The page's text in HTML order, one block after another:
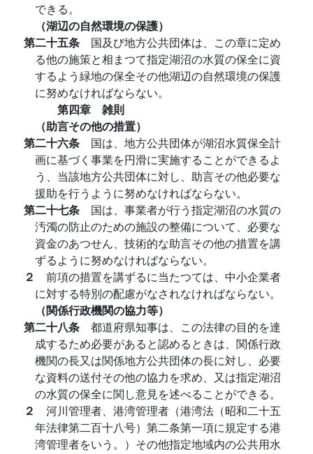
できる。
（湖辺の自然環境の保護）
第二十五条 国及び地方公共団体は、この章に定め
る他の施策と相まつて指定湖沼の水質の保全に資
するよう緑地の保全その他湖辺の自然環境の保護
に努めなければならない。
第四章 雑則
（助言その他の措置）
第二十六条 国は、地方公共団体が湖沼水質保全計
画に基づく事業を円滑に実施することができるよ
う、当該地方公共団体に対し、助言その他必要な
援助を行うように努めなければならない。
第二十七条 国は、事業者が行う指定湖沼の水質の
汚濁の防止のための施設の整備について、必要な
資金のあつせん、技術的な助言その他の措置を講
ずるように努めなければならない。
２ 前項の措置を講ずるに当たつては、中小企業者
に対する特別の配慮がなされなければならない。
（関係行政機関の協力等）
第二十八条 都道府県知事は、この法律の目的を達
成するため必要があると認めるときは、関係行政
機関の長又は関係地方公共団体の長に対し、必要
な資料の送付その他の協力を求め、又は指定湖沼
の水質の保全に関し意見を述べることができる。
２ 河川管理者、港湾管理者（港湾法（昭和二十五
年法律第二百十八号）第二条第一項に規定する港
湾管理者をいう。）その他指定地域内の公共用水